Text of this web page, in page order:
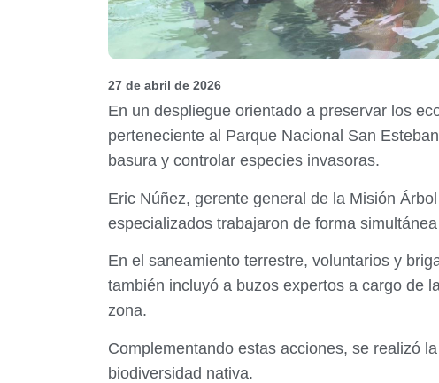
27 de abril de 2026
En un despliegue orientado a preservar los
perteneciente al Parque Nacional San
basura y controlar especies invasoras.
Eric Núñez, gerente general de la Misión
especializados trabajaron de forma
En el saneamiento terrestre, voluntarios y
también incluyó a buzos expertos a cargo de
zona.
Complementando estas acciones, se realizó
biodiversidad nativa.